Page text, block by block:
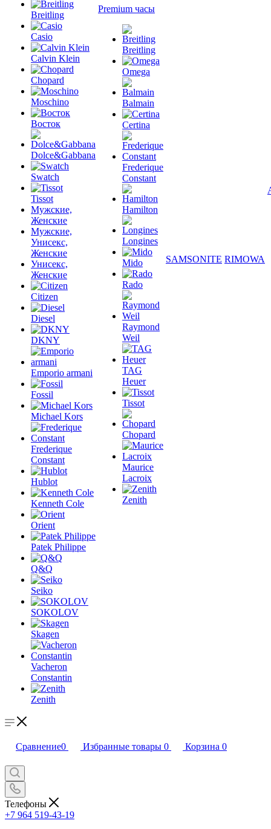
Breitling
Casio
Calvin Klein
Chopard
Moschino
Восток
Dolce&Gabbana
Swatch
Tissot
Мужские,
Женские
Мужские,
Унисекс,
Женские
Унисекс,
Женские
Citizen
Diesel
DKNY
Emporio armani
Fossil
Michael Kors
Frederique
Constant
Hublot
Kenneth Cole
Orient
Patek Philippe
Q&Q
Seiko
SOKOLOV
Skagen
Vacheron
Constantin
Zenith
Premium часы
Breitling
Omega
Balmain
Certina
Frederique
Constant
Hamilton
Longines
Mido
Rado
Raymond
Weil
TAG
Heuer
Tissot
Chopard
Maurice
Lacroix
Zenith
SAMSONITE RIMOWA
Сравнение0 Избранные товары 0 Корзина 0
Телефоны
+7 964 519-43-19